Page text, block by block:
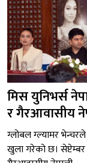
मिस युनिभर्स
र गैरआवासीय
ग्लोबल ग्ल्यामर
खुला गरेको छ। सेप्टेम्बर